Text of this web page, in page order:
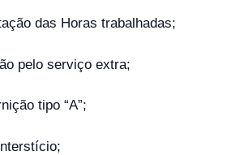
das Horas trabalhadas;
serviço extra;
tipo “A”;